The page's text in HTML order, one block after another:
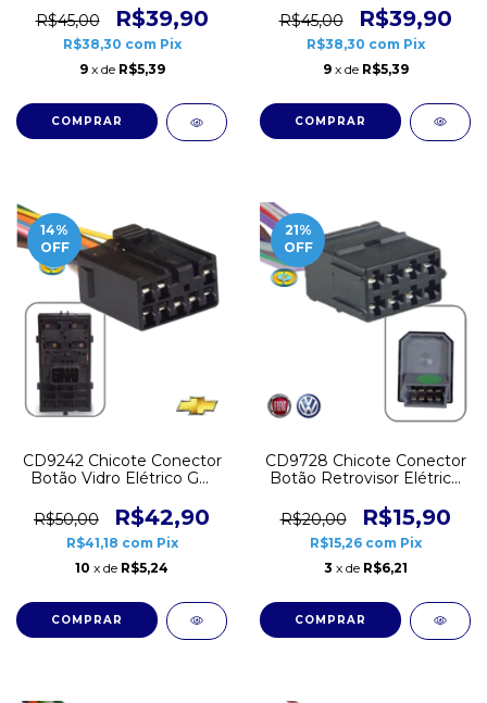
Sandero 5 vias
R$45,00 R$39,90
R$38,30 com Pix
9 x de R$5,39
R$45,00
R$39,90
R$38,30 com Pix
9 x de R$5,39
14%
OFF
CD9242 Chicote Conector
Botão Vidro Elétrico GM
Duplo 8 vias
R$50,00 R$42,90
R$41,18 com Pix
10 x de R$5,24
21%
OFF
CD9728 Chicote Conector
Botão Retrovisor Elétrico
R$20,00
R$15,90
R$15,26 com Pix
3 x de R$6,21